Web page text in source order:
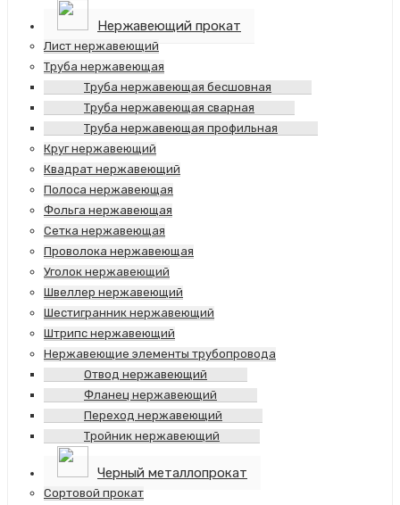
Нержавеющий прокат
Лист нержавеющий
Труба нержавеющая
Труба нержавеющая бесшовная
Труба нержавеющая сварная
Труба нержавеющая профильная
Круг нержавеющий
Квадрат нержавеющий
Полоса нержавеющая
Фольга нержавеющая
Сетка нержавеющая
Проволока нержавеющая
Уголок нержавеющий
Швеллер нержавеющий
Шестигранник нержавеющий
Штрипс нержавеющий
Нержавеющие элементы трубопровода
Отвод нержавеющий
Фланец нержавеющий
Переход нержавеющий
Тройник нержавеющий
Черный металлопрокат
Сортовой прокат